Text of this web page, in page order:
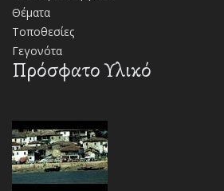
Θέματα
Τοποθεσίες
Γεγονότα
Πρόσφατο Υλικό